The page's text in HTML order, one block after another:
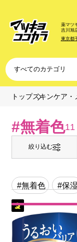
薬マツ
吉川旭
東京都
トップスキンケア・
#無着色
絞り込む
#無着色 #保湿